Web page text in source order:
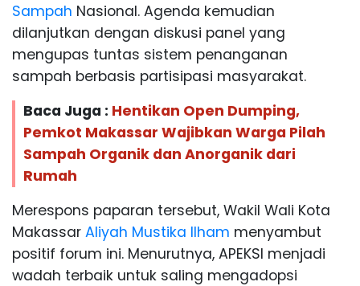
Sampah Nasional. Agenda kemudian
dilanjutkan dengan diskusi panel yang
mengupas tuntas sistem penanganan
sampah berbasis partisipasi masyarakat.
Baca Juga : Hentikan Open Dumping,
Pemkot Makassar Wajibkan Warga Pilah
Sampah Organik dan Anorganik dari
Rumah
Merespons paparan tersebut, Wakil Wali Kota
Makassar Aliyah Mustika Ilham menyambut
positif forum ini. Menurutnya, APEKSI menjadi
wadah terbaik untuk saling mengadopsi